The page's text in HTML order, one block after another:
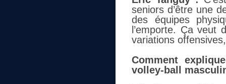
seniors d’être une
des équipes
l’emporte. Ça veut
variations
Comment
volley-ball